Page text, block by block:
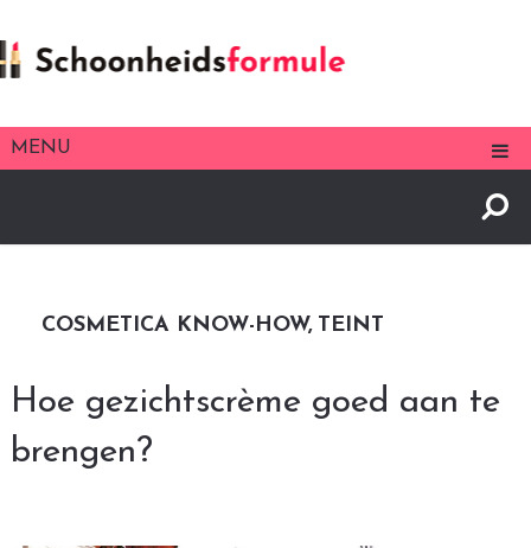
MENU
COSMETICA KNOW-HOW TEINT
Hoe gezichtscrème goed aan te
brengen?